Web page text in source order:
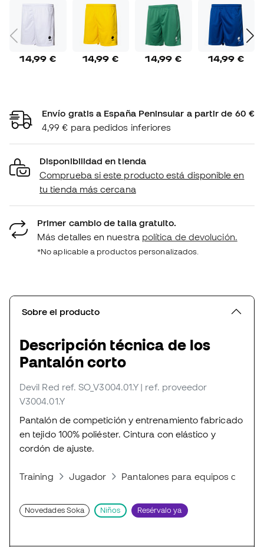
14,99 € 14,99 € 14,99 € 14,99 €
Envío gratis a España Peninsular a partir de 60 €
4,99 € para pedidos inferiores
Disponibilidad en tienda
Comprueba si este producto está disponible en
tu tienda más cercana
Primer cambio de talla gratuito.
Más detalles en nuestra política de devolución.
*No aplicable a productos personalizados.
Sobre el producto
Descripción técnica de los
Pantalón corto
Devil Red ref. SO_V3004.01.Y | ref. proveedor
V3004.01.Y
Pantalón de competición y entrenamiento fabricado
en tejido 100% poliéster. Cintura con elástico y
cordón de ajuste.
Training Jugador Pantalones para equipos de
Novedades Soka Niños Resérvalo ya